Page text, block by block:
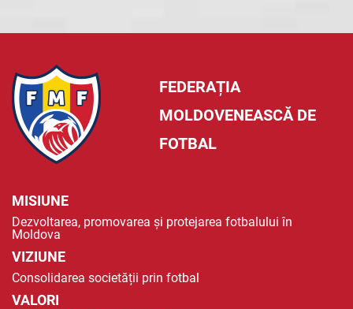
FEDERAȚIA
MOLDOVENEASCĂ DE
FOTBAL
MISIUNE
Dezvoltarea, promovarea și protejarea fotbalului în
Moldova
VIZIUNE
Consolidarea societății prin fotbal
VALORI